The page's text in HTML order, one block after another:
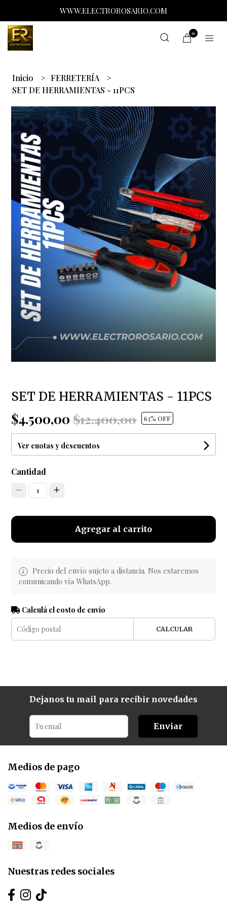
WWW.ELECTROROSARIO.COM
0
Inicio
FERRETERÍA
SET DE HERRAMIENTAS - 11PCS
SET DE HERRAMIENTAS - 11PCS
$4.500,00$12.400,00 63% OFF
Ver cuotas y descuentos
Cantidad
1
Agregar al carrito
Precio del envío sujeto a distancia. Nos estaremos
comunicando vía WhatsApp.
Calculá el costo de envío
CALCULAR
Dejanos tu mail para recibir novedades
Enviar
Medios de pago
Medios de envío
Nuestras redes sociales